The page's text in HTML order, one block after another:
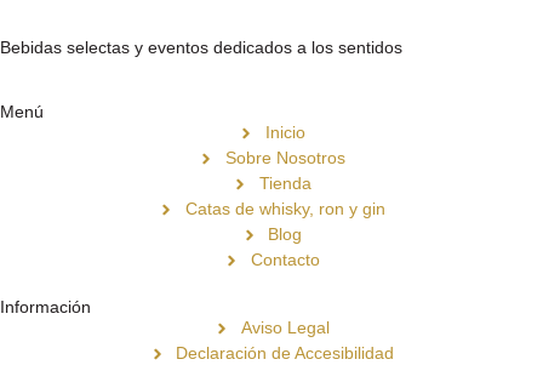
Bebidas selectas y eventos dedicados a los sentidos
Menú
Inicio
Sobre Nosotros
Tienda
Catas de whisky, ron y gin
Blog
Contacto
Información
Aviso Legal
Declaración de Accesibilidad